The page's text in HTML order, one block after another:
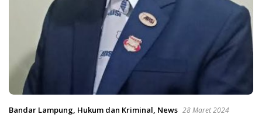
Bandar Lampung, Hukum dan Kriminal, News 28 Maret 2024